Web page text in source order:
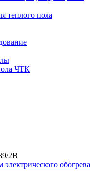
теплого пола
ЧТК
2В